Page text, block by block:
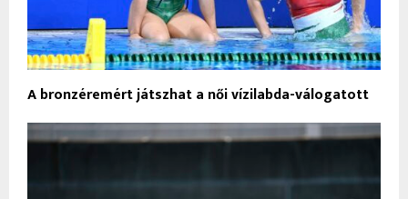
A bronzéremért játszhat a női vízilabda-válogatott